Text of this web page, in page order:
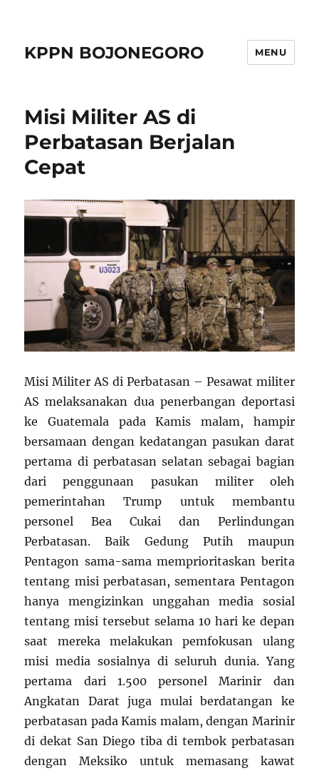
KPPN BOJONEGORO MENU
Misi Militer AS di
Perbatasan Berjalan
Cepat
Misi Militer AS di Perbatasan – Pesawat militer
AS melaksanakan dua penerbangan deportasi
ke Guatemala pada Kamis malam, hampir
bersamaan dengan kedatangan pasukan darat
pertama di perbatasan selatan sebagai bagian
dari penggunaan pasukan militer oleh
pemerintahan Trump untuk membantu
personel Bea Cukai dan Perlindungan
Perbatasan. Baik Gedung Putih maupun
Pentagon sama-sama memprioritaskan berita
tentang misi perbatasan, sementara Pentagon
hanya mengizinkan unggahan media sosial
tentang misi tersebut selama 10 hari ke depan
saat mereka melakukan pemfokusan ulang
misi media sosialnya di seluruh dunia. Yang
pertama dari 1.500 personel Marinir dan
Angkatan Darat juga mulai berdatangan ke
perbatasan pada Kamis malam, dengan Marinir
di dekat San Diego tiba di tembok perbatasan
dengan Meksiko untuk memasang kawat